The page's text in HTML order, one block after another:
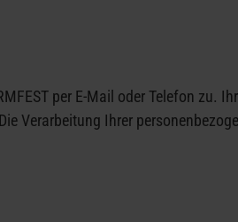
per E-Mail oder Telefon zu.
Verarbeitung Ihrer